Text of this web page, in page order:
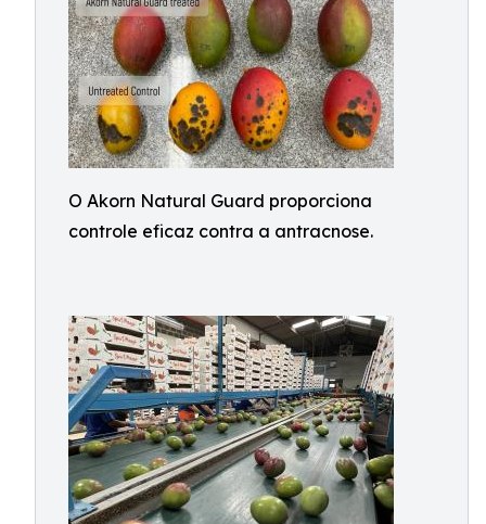
O Akorn Natural Guard proporciona
controle eficaz contra a antracnose.